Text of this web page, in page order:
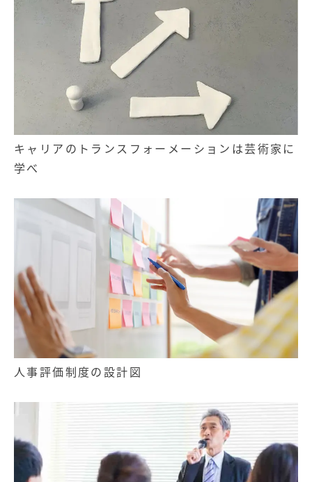
キャリアのトランスフォーメーションは芸術家に
学べ
人事評価制度の設計図